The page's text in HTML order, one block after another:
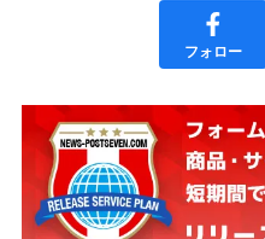
フォロー